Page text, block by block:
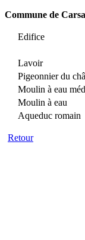
Commune de
Edifice
Lavoir
Pigeonnier du
Moulin à eau
Moulin à eau
Aqueduc romain
Retour